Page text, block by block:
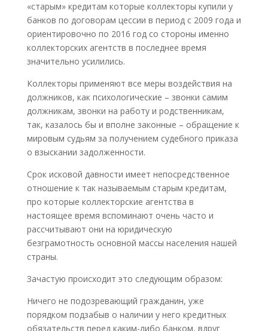
«старым» кредитам которые коллекторы купили у
банков по договорам цессии в период с 2009 года и
ориентировочно по 2016 год со стороны именно
коллекторских агентств в последнее время
значительно усилились.
Коллекторы применяют все меры воздействия на
должников, как психологические – звонки самим
должникам, звонки на работу и родственникам,
так, казалось бы и вполне законные – обращение к
мировым судьям за получением судебного приказа
о взыскании задолженности.
Срок исковой давности имеет непосредственное
отношение к так называемым старым кредитам,
про которые коллекторские агентства в
настоящее время вспоминают очень часто и
рассчитывают они на юридическую
безграмотность основной массы населения нашей
страны.
Зачастую происходит это следующим образом:
Ничего не подозревающий гражданин, уже
порядком подзабыв о наличии у него кредитных
обязательств перед каким-либо банком, вдруг